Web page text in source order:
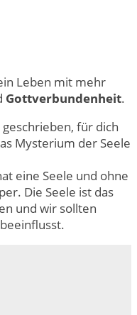
Leben mit mehr
Gottverbundenheit.
für dich
Mysterium der Seele
eine Seele und ohne
Die Seele ist das
und wir sollten